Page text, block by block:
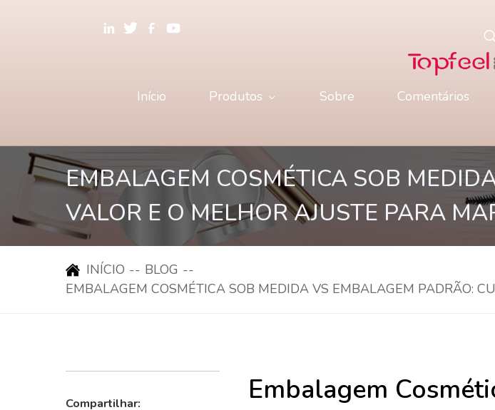
Início Produtos Sobre Comentários
EMBALAGEM COSMÉTICA SOB
VALOR E O MELHOR AJUSTE PARA
INÍCIO -- BLOG --
EMBALAGEM COSMÉTICA SOB MEDIDA VS EMBALAGEM PADRÃO:
Embalagem